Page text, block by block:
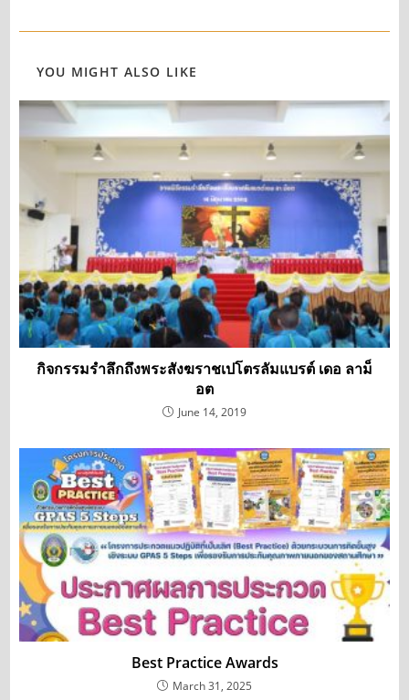
YOU MIGHT ALSO LIKE
กิจกรรมรำลึกถึงพระสังฆราชเปโตรลัมแบรต์ เดอ ลาม็
อต
June 14, 2019
Best Practice Awards
March 31, 2025